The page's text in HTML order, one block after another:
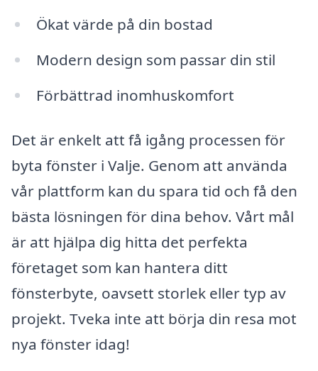
Ökat värde på din bostad
Modern design som passar din stil
Förbättrad inomhuskomfort
Det är enkelt att få igång processen för
byta fönster i Valje. Genom att använda
vår plattform kan du spara tid och få den
bästa lösningen för dina behov. Vårt mål
är att hjälpa dig hitta det perfekta
företaget som kan hantera ditt
fönsterbyte, oavsett storlek eller typ av
projekt. Tveka inte att börja din resa mot
nya fönster idag!